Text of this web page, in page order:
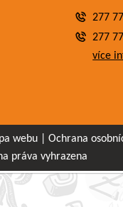
277
277
více
webu |Ochrana
práva vyhrazena